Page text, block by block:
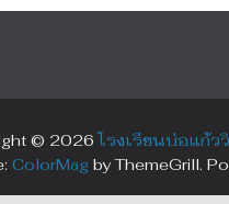
© 2026โรงเรียนบ่อแก้ว
ColorMag by ThemeGrill.